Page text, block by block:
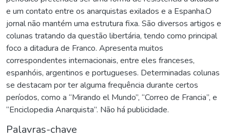
e um contato entre os anarquistas exilados e a Espanha.O
jornal não mantém uma estrutura fixa. São diversos artigos e
colunas tratando da questão libertária, tendo como principal
foco a ditadura de Franco. Apresenta muitos
correspondentes internacionais, entre eles franceses,
espanhóis, argentinos e portugueses. Determinadas colunas
se destacam por ter alguma frequência durante certos
períodos, como a “Mirando el Mundo”, “Correo de Francia”, e
“Enciclopedia Anarquista”. Não há publicidade.
Palavras-chave